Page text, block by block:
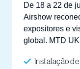
De 18 a 22 de
Airshow
expositores e
global. MTD
Instalação